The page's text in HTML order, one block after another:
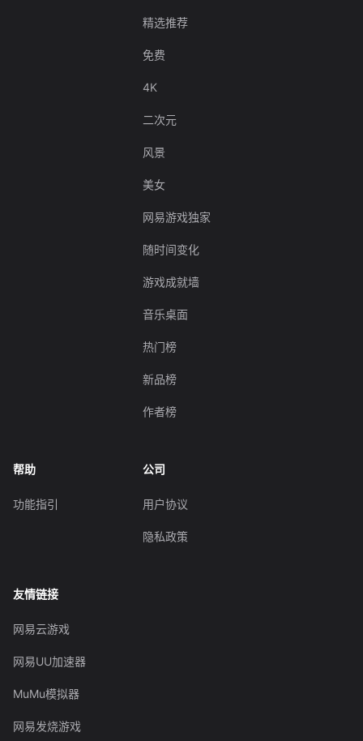
精选推荐
免费
4K
二次元
风景
美女
网易游戏独家
随时间变化
游戏成就墙
音乐桌面
热门榜
新品榜
作者榜
帮助
功能指引
公司
用户协议
隐私政策
友情链接
网易云游戏
网易UU加速器
MuMu模拟器
网易发烧游戏